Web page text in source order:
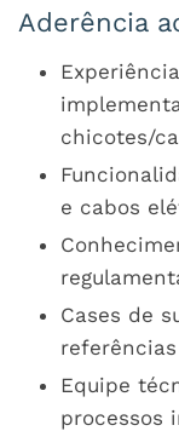
Aderência
chicotes/
e cabos
Cases de
Equipe
processos